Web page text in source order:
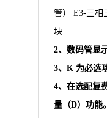
管） E3-三相
块
2、数码管显
3、K 为必选
4、在选配复
量（D）功能。